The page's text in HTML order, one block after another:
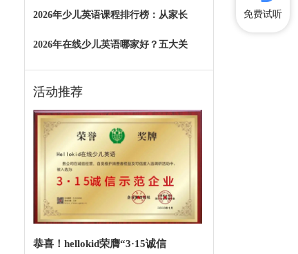
2026年少儿英语课程排行榜：从家长
2026年在线少儿英语哪家好？五大关
活动推荐
恭喜！hellokid荣膺“3·15诚信
免费试听